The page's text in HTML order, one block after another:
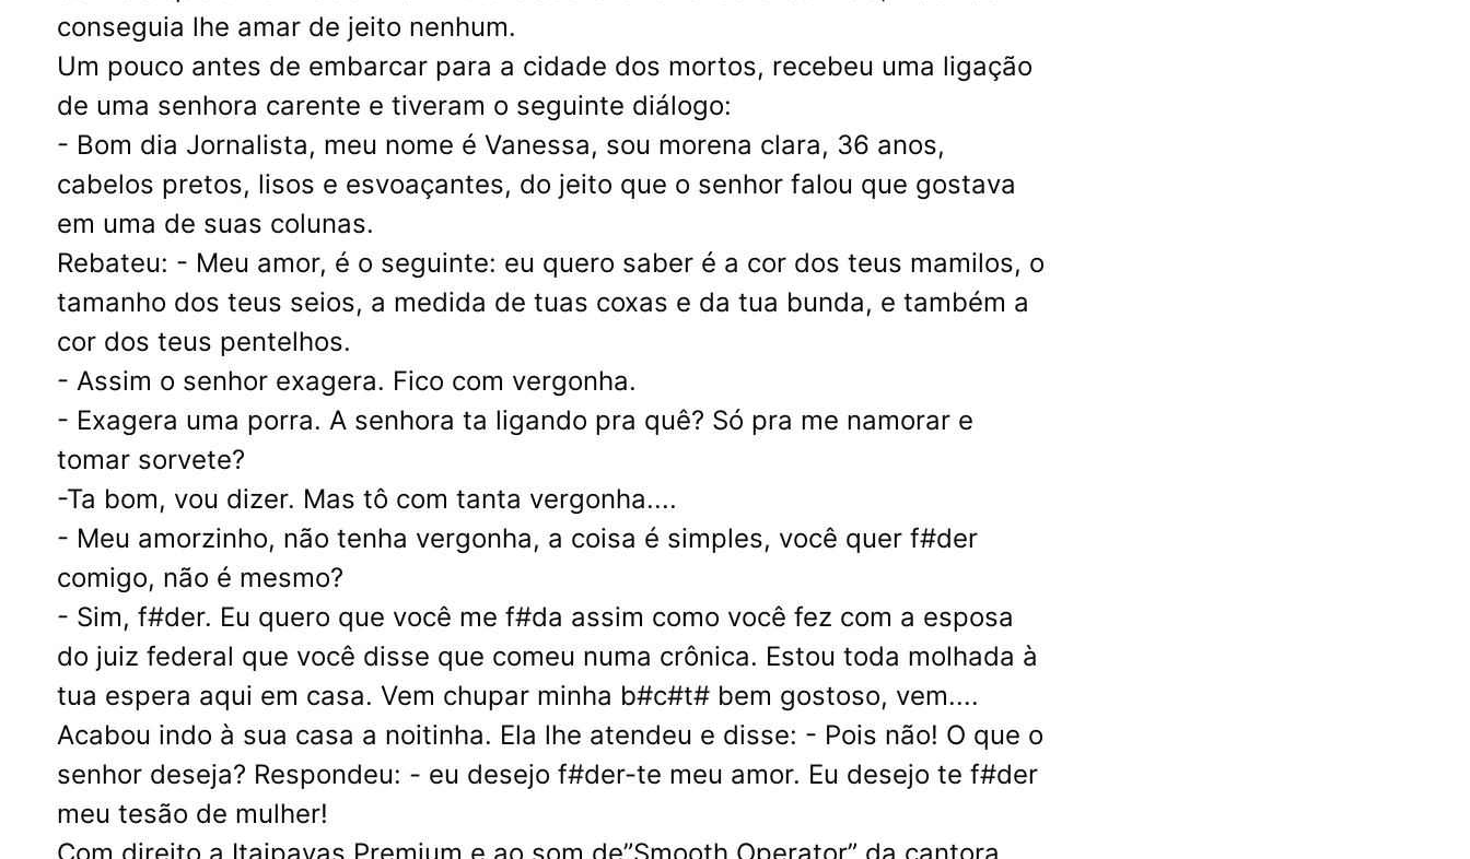
conseguia lhe amar de jeito nenhum.
Um pouco antes de embarcar para a cidade dos mortos, recebeu uma ligação
de uma senhora carente e tiveram o seguinte diálogo:
- Bom dia Jornalista, meu nome é Vanessa, sou morena clara, 36 anos,
cabelos pretos, lisos e esvoaçantes, do jeito que o senhor falou que gostava
em uma de suas colunas.
Rebateu: - Meu amor, é o seguinte: eu quero saber é a cor dos teus mamilos, o
tamanho dos teus seios, a medida de tuas coxas e da tua bunda, e também a
cor dos teus pentelhos.
- Assim o senhor exagera. Fico com vergonha.
- Exagera uma porra. A senhora ta ligando pra quê? Só pra me namorar e
tomar sorvete?
-Ta bom, vou dizer. Mas tô com tanta vergonha....
- Meu amorzinho, não tenha vergonha, a coisa é simples, você quer f#der
comigo, não é mesmo?
- Sim, f#der. Eu quero que você me f#da assim como você fez com a esposa
do juiz federal que você disse que comeu numa crônica. Estou toda molhada à
tua espera aqui em casa. Vem chupar minha b#c#t# bem gostoso, vem....
Acabou indo à sua casa a noitinha. Ela lhe atendeu e disse: - Pois não! O que o
senhor deseja? Respondeu: - eu desejo f#der-te meu amor. Eu desejo te f#der
meu tesão de mulher!